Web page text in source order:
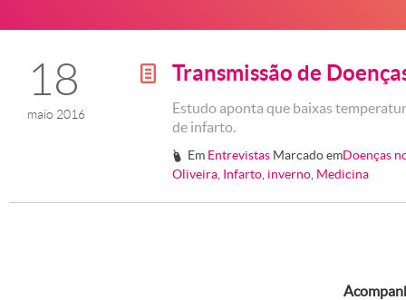
18
maio 2016
g Transmissão de
Estudo aponta que baixas
de infarto.
# Em Entrevistas Marcado emDoenças
Oliveira Infarto inverno Medicina